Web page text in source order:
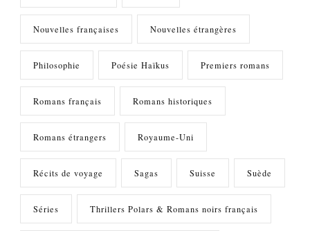
Nouvelles françaises Nouvelles étrangères
Philosophie Poésie Haïkus Premiers romans
Romans français Romans historiques
Romans étrangers Royaume-Uni
Récits de voyage Sagas Suisse Suède
Séries Thrillers Polars & Romans noirs français